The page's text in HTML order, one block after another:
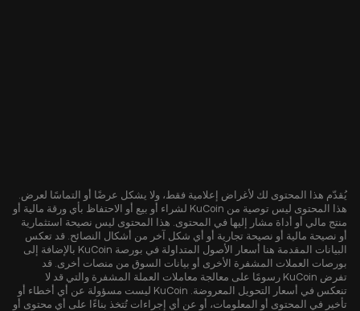
يُقدّم هذا المحتوى لك لأغراض إعلامية فقط، ولا يشكل عرضًا أو التماسًا لعرض.
هذا المحتوى ليس توصية من KuCoin لشراء أو بيع أو الاحتفاظ بأي ورقة مالية أو
منتج مالي أو أداة مشار إليها في المحتوى. هذا المحتوى ليس نصيحة استثمارية
أو نصيحة مالية أو نصيحة تجارية أو أي شكل آخر من أشكال النصائح. قد تعكس
البيانات المقدمة هنا أسعار الأصول المتداولة في بورصة KuCoin بالإضافة إلى
بورصات العملات المشفرة الأخرى أو بيانات السوق من منصات أخرى. قد
تفرض KuCoin رسومًا على معالجة معاملات العملة المشفرة والتي قد لا
تنعكس في أسعار التحويل المعروضة. KuCoin ليست مسؤولة عن أي أخطاء أو
تأخير في المحتوى أو المعلومات، أو عن أي إجراءات تُتخذ بناءًا على أي محتوى أو